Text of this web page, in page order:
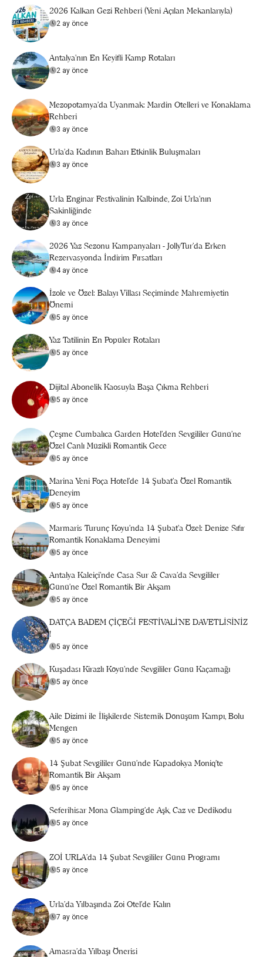
2026 Kalkan Gezi Rehberi (Yeni Açılan Mekanlarıyla)
2 ay önce
Antalya’nın En Keyifli Kamp Rotaları
2 ay önce
Mezopotamya’da Uyanmak: Mardin Otelleri ve Konaklama
Rehberi
3 ay önce
Urla'da Kadının Baharı Etkinlik Buluşmaları
3 ay önce
Urla Enginar Festivalinin Kalbinde, Zoi Urla’nın
Sakinliğinde
3 ay önce
2026 Yaz Sezonu Kampanyaları - JollyTur'da Erken
Rezervasyonda İndirim Fırsatları
4 ay önce
İzole ve Özel: Balayı Villası Seçiminde Mahremiyetin
Önemi
5 ay önce
Yaz Tatilinin En Popüler Rotaları
5 ay önce
Dijital Abonelik Kaosuyla Başa Çıkma Rehberi
5 ay önce
Çeşme Cumbalıca Garden Hotel’den Sevgililer Günü’ne
Özel Canlı Müzikli Romantik Gece
5 ay önce
Marina Yeni Foça Hotel’de 14 Şubat’a Özel Romantik
Deneyim
5 ay önce
Marmaris Turunç Koyu'nda 14 Şubat’a Özel: Denize Sıfır
Romantik Konaklama Deneyimi
5 ay önce
Antalya Kaleiçi'nde Casa Sur & Cava’da Sevgililer
Günü’ne Özel Romantik Bir Akşam
5 ay önce
DATÇA BADEM ÇİÇEĞİ FESTİVALİ’NE DAVETLİSİNİZ
!
5 ay önce
Kuşadası Kirazlı Köyü'nde Sevgililer Günü Kaçamağı
5 ay önce
Aile Dizimi ile İlişkilerde Sistemik Dönüşüm Kampı, Bolu
Mengen
5 ay önce
14 Şubat Sevgililer Günü’nde Kapadokya Moniq’te
Romantik Bir Akşam
5 ay önce
Seferihisar Mona Glamping’de Aşk, Caz ve Dedikodu
5 ay önce
ZOİ URLA'da 14 Şubat Sevgililer Günü Programı
5 ay önce
Urla'da Yılbaşında Zoi Otel'de Kalın
7 ay önce
Amasra'da Yılbaşı Önerisi